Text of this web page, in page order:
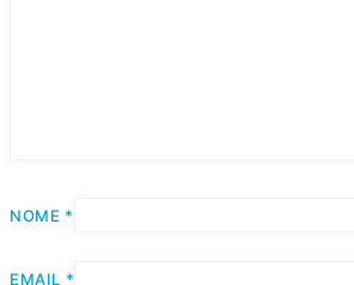
NOME *
EMAIL *